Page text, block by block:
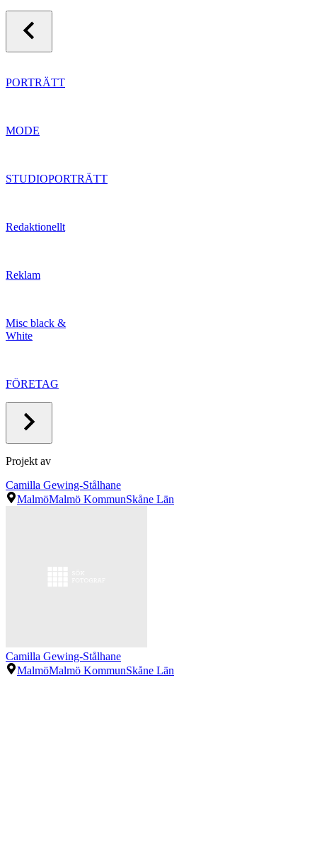
PORTRÄTT
MODE
STUDIOPORTRÄTT
Redaktionellt
Reklam
Misc black &
White
FÖRETAG
Projekt av
Camilla Gewing-Stålhane
MalmöMalmö KommunSkåne Län
Camilla Gewing-Stålhane
MalmöMalmö KommunSkåne Län